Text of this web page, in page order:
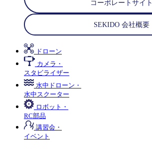
コーポレートサイト
SEKIDO 会社概要
ドローン
カメラ・
スタビライザー
水中ドローン・
水中スクーター
ロボット・
RC部品
講習会・
イベント